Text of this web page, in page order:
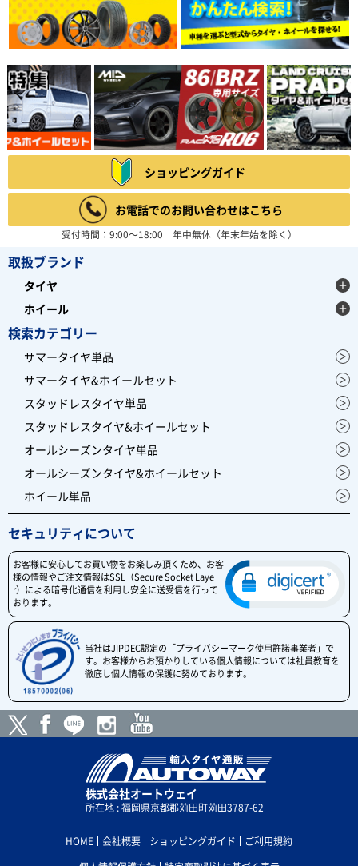
ショッピングガイド
お電話でのお問い合わせはこちら
受付時間：9:00～18:00 年中無休（年末年始を除く）
取扱ブランド
タイヤ
ホイール
検索カテゴリー
サマータイヤ単品
サマータイヤ&ホイールセット
スタッドレスタイヤ単品
スタッドレスタイヤ&ホイールセット
オールシーズンタイヤ単品
オールシーズンタイヤ&ホイールセット
ホイール単品
セキュリティについて
お客様に安心してお買い物をお楽しみ頂くため、お客
様の情報やご注文情報はSSL（Secure Socket Laye
r）による暗号化通信を利用し安全に送受信を行って
おります。
当社はJIPDEC認定の「プライバシーマーク使用許諾事業者」で
す。お客様からお預かりしている個人情報については社員教育を
徹底し個人情報の保護に努めております。
株式会社オートウェイ
所在地 : 福岡県京都郡苅田町苅田3787-62
HOME 会社概要 ショッピングガイド
ご利用規約